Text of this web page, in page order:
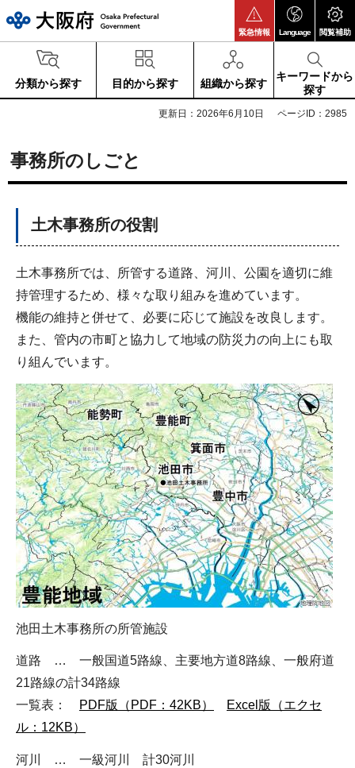
緊急情報 Language 閲覧補助
分類から探す 目的から探す 組織から探す
キーワードから
探す
更新日：2026年6月10日 ページID：2985
事務所のしごと
土木事務所の役割
土木事務所では、所管する道路、河川、公園を適切に維
持管理するため、様々な取り組みを進めています。
機能の維持と併せて、必要に応じて施設を改良します。
また、管内の市町と協力して地域の防災力の向上にも取
り組んでいます。
池田土木事務所の所管施設
道路 … 一般国道5路線、主要地方道8路線、一般府道
21路線の計34路線
一覧表：
PDF版（PDF：42KB）
Excel版（エクセ
ル：12KB）
河川 … 一級河川 計30河川